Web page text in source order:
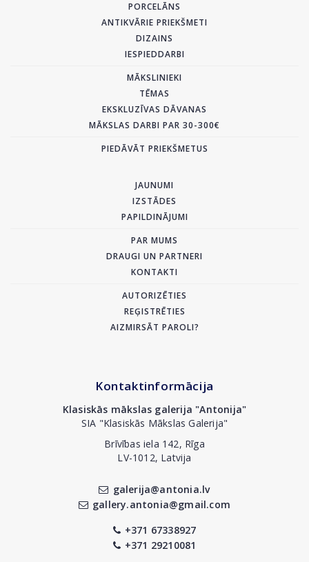
PORCELĀNS
ANTIKVĀRIE PRIEKŠMETI
DIZAINS
IESPIEDDARBI
MĀKSLINIEKI
TĒMAS
EKSKLUZĪVAS DĀVANAS
MĀKSLAS DARBI PAR 30-300€
PIEDĀVĀT PRIEKŠMETUS
JAUNUMI
IZSTĀDES
PAPILDINĀJUMI
PAR MUMS
DRAUGI UN PARTNERI
KONTAKTI
AUTORIZĒTIES
REĢISTRĒTIES
AIZMIRSĀT PAROLI?
Kontaktinformācija
Klasiskās mākslas galerija "Antonija"
SIA "Klasiskās Mākslas Galerija"
Brīvības iela 142, Rīga
LV-1012, Latvija
galerija@antonia.lv
gallery.antonia@gmail.com
+371 67338927
+371 29210081